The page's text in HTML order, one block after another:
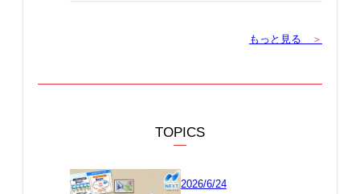
もっと見る ＞
TOPICS
2026/6/24